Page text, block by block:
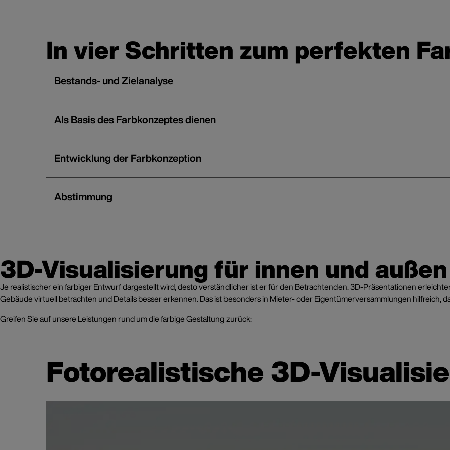
In vier Schritten zum perfekten
Bestands- und Zielanalyse
Als Basis des Farbkonzeptes dienen
Entwicklung der Farbkonzeption
Abstimmung
3D-Visualisierung für innen und außen
Je realistischer ein farbiger Entwurf dargestellt wird, desto verständlicher ist er für den Betrachtenden. 3D-Präsentationen
Gebäude virtuell betrachten und Details besser erkennen. Das ist besonders in Mieter- oder Eigentümerversammlungen
Greifen Sie auf unsere Leistungen rund um die farbige Gestaltung zurück:
Fotorealistische 3D-